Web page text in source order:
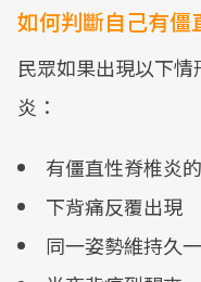
如何判斷自己有僵
民眾如果出現以下
炎：
有僵直性脊椎炎
下背痛反覆出現
同一姿勢維持久